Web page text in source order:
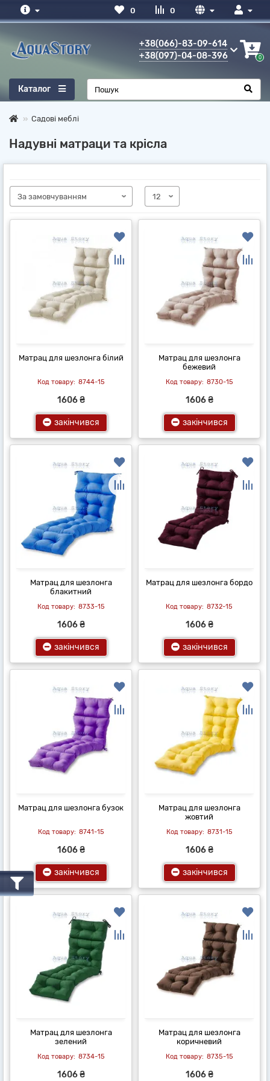
0
0
+38(066)-83-09-614
+38(097)-04-08-396
0
Каталог
Садові меблі
Надувні матраци та крісла
Матрац для шезлонга білий
8744-15
1606 ₴
закінчився
Матрац для шезлонга
бежевий
8730-15
1606 ₴
закінчився
Матрац для шезлонга
блакитний
8733-15
1606 ₴
закінчився
Матрац для шезлонга бордо
8732-15
1606 ₴
закінчився
Матрац для шезлонга бузок
8741-15
1606 ₴
закінчився
Матрац для шезлонга
жовтий
8731-15
1606 ₴
закінчився
Матрац для шезлонга
зелений
8734-15
1606 ₴
Матрац для шезлонга
коричневий
8735-15
1606 ₴